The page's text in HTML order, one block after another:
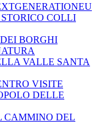
COLLI
BORGHI
VALLE SANTA
VISITE
DELLE
CAMMINO DEL